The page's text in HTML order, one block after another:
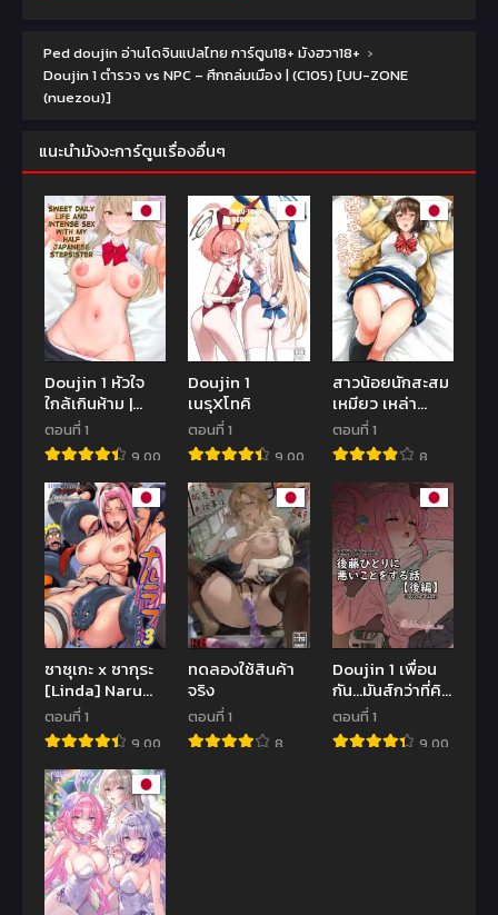
Ped doujin อ่านโดจินแปลไทย การ์ตูน18+ มังฮวา18+ ›
Doujin 1 ตำรวจ vs NPC – ศึกถล่มเมือง | (C105) [UU-ZONE
(nuezou)]
แนะนำมังงะการ์ตูนเรื่องอื่นๆ
Doujin 1 หัวใจ
ใกล้เกินห้าม |
[Sanbalkin]
Half Gimai to
no Amai
Nichijou to
Noumitsu Sex
ตอนที่ 1
9.00
Doujin 1
เนรุXโทคิ
ตอนที่ 1
9.00
สาวน้อยนักสะสม
เหมียว เหล่า
นักเรียนสาวผู้น่า
รัก 3
ตอนที่ 1
8
ซาซุเกะ x ซากุระ
[Linda] Naru
Love
ตอนที่ 1
9.00
ทดลองใช้สินค้า
จริง
ตอนที่ 1
8
Doujin 1 เพื่อน
กัน…มันส์กว่าที่คิด
| [Dokuneko
Noil] Gotou
Hitori ni Warui
ตอนที่ 1
9.00